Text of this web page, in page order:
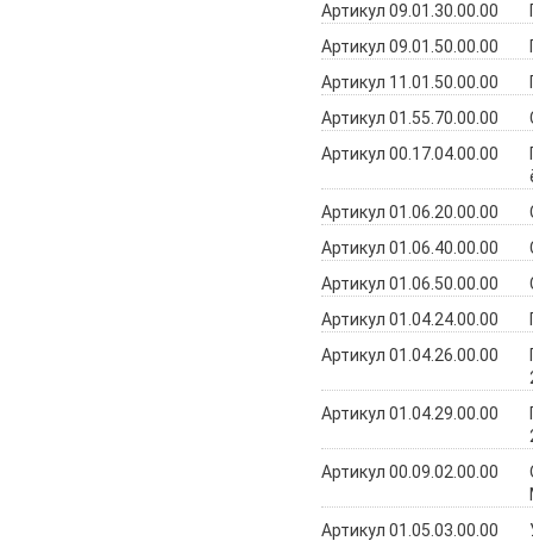
Артикул 09.01.30.00.00
Артикул 09.01.50.00.00
Артикул 11.01.50.00.00
Артикул 01.55.70.00.00
Артикул 00.17.04.00.00
Артикул 01.06.20.00.00
Артикул 01.06.40.00.00
Артикул 01.06.50.00.00
Артикул 01.04.24.00.00
Артикул 01.04.26.00.00
Артикул 01.04.29.00.00
Артикул 00.09.02.00.00
Артикул 01.05.03.00.00